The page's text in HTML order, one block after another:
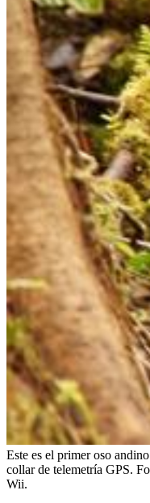
Este es el primer oso
collar de telemetría GPS.
Wii.